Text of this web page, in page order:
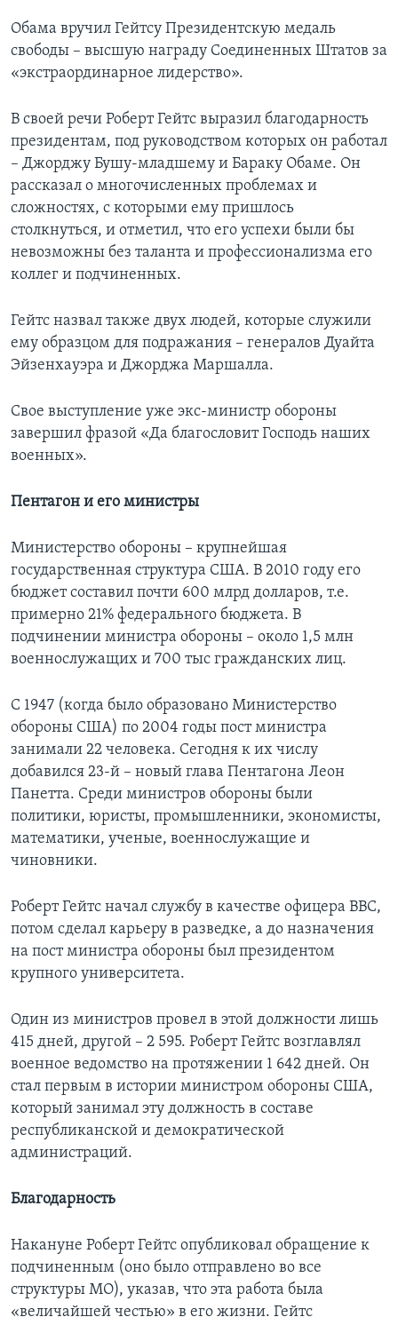
Обама вручил Гейтсу Президентскую медаль
свободы – высшую награду Соединенных Штатов за
«экстраординарное лидерство».
В своей речи Роберт Гейтс выразил благодарность
президентам, под руководством которых он работал
– Джорджу Бушу-младшему и Бараку Обаме. Он
рассказал о многочисленных проблемах и
сложностях, с которыми ему пришлось
столкнуться, и отметил, что его успехи были бы
невозможны без таланта и профессионализма его
коллег и подчиненных.
Гейтс назвал также двух людей, которые служили
ему образцом для подражания – генералов Дуайта
Эйзенхауэра и Джорджа Маршалла.
Свое выступление уже экс-министр обороны
завершил фразой «Да благословит Господь наших
военных».
Пентагон и его министры
Министерство обороны – крупнейшая
государственная структура США. В 2010 году его
бюджет составил почти 600 млрд долларов, т.е.
примерно 21% федерального бюджета. В
подчинении министра обороны – около 1,5 млн
военнослужащих и 700 тыс гражданских лиц.
С 1947 (когда было образовано Министерство
обороны США) по 2004 годы пост министра
занимали 22 человека. Сегодня к их числу
добавился 23-й – новый глава Пентагона Леон
Панетта. Среди министров обороны были
политики, юристы, промышленники, экономисты,
математики, ученые, военнослужащие и
чиновники.
Роберт Гейтс начал службу в качестве офицера ВВС,
потом сделал карьеру в разведке, а до назначения
на пост министра обороны был президентом
крупного университета.
Один из министров провел в этой должности лишь
415 дней, другой – 2 595. Роберт Гейтс возглавлял
военное ведомство на протяжении 1 642 дней. Он
стал первым в истории министром обороны США,
который занимал эту должность в составе
республиканской и демократической
администраций.
Благодарность
Накануне Роберт Гейтс опубликовал обращение к
подчиненным (оно было отправлено во все
структуры МО), указав, что эта работа была
«величайшей честью» в его жизни. Гейтс